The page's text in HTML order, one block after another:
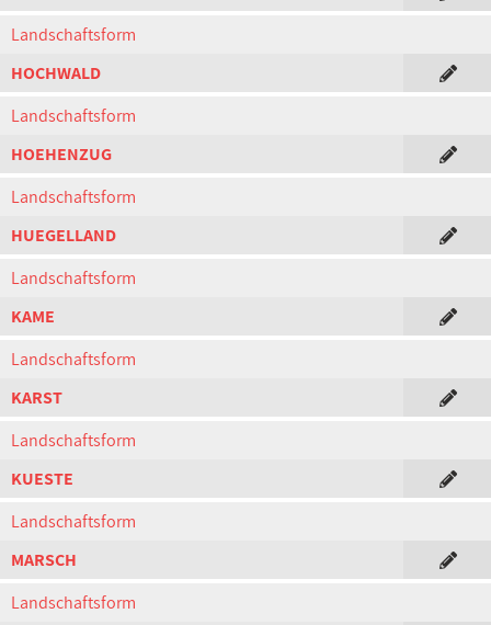
Landschaftsform
HOCHWALD
Landschaftsform
HOEHENZUG
Landschaftsform
HUEGELLAND
Landschaftsform
KAME
Landschaftsform
KARST
Landschaftsform
KUESTE
Landschaftsform
MARSCH
Landschaftsform